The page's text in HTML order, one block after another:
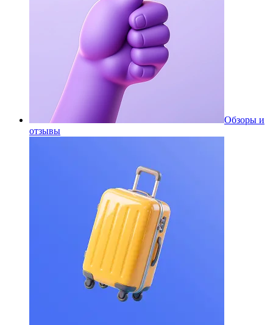
Обзоры и
отзывы